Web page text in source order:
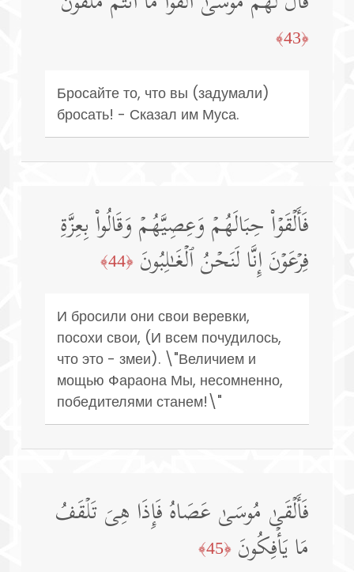
﴿43﴾
Бросайте то, что вы (задумали)
бросать! - Сказал им Муса.
فَأَلۡقَوۡا۟ حِبَالَهُمۡ وَعِصِیَّهُمۡ وَقَالُوا۟ بِعِزَّةِ
فِرۡعَوۡنَ إِنَّا لَنَحۡنُ ٱلۡغَـٰلِبُونَ ﴿44﴾
И бросили они свои веревки,
посохи свои, (И всем почудилось,
что это - змеи). \"Величием и
мощью Фараона Мы, несомненно,
победителями станем!\"
فَأَلۡقَىٰ مُوسَىٰ عَصَاهُ فَإِذَا هِیَ تَلۡقَفُ
مَا یَأۡفِكُونَ ﴿45﴾